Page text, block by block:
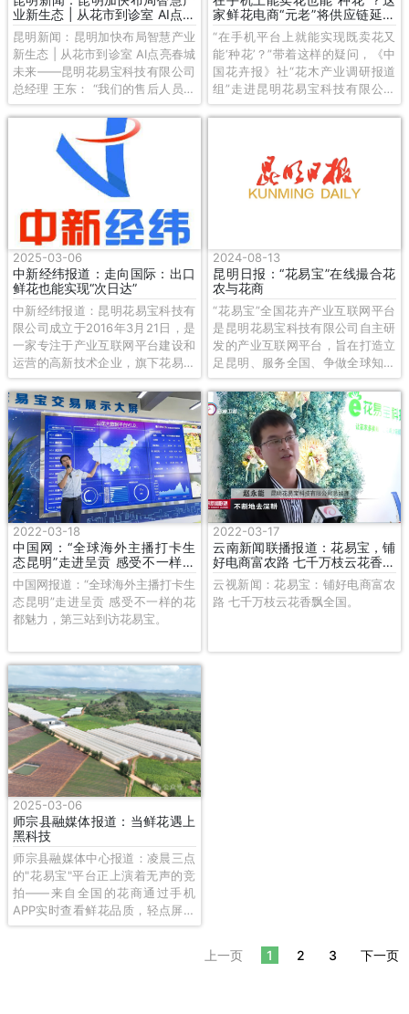
业新生态 | 从花市到诊室 AI点亮
春城未来
昆明新闻：昆明加快布局智慧产业
新生态 | 从花市到诊室 AI点亮春城
未来——昆明花易宝科技有限公司
总经理 王东： “我们的售后人员主
要通过视频照片来判定他的售后是
什么问题，会花费大量的精力在图
片识别上。有了AI这种技术的提
升，我们通过AI识别，就可以帮售
后人员提高工作效率。我们的团队
不光在售后方面运用了AI，在现在
DeepSeek特别火热情况下，我们
营销口的人员也在运用着AI。以前
营销的小伙伴要苦思冥想很长时
间，可能想出一个很好的文案，现
在，通过DeepSeek可以瞬间生出
N个方案供你选择。现在我们的技
术人员正在研发一个新的功能，帮
助我们的购买商能够快速地识别、
推荐一些好的花材。”
家鲜花电商“元老”将供应链延伸
至海外
“在手机平台上就能实现既卖花又
能‘种花’？”带着这样的疑问，《中
国花卉报》社“花木产业调研报道
组”走进昆明花易宝科技有限公司
（以下简称“花易宝”），探寻这家
布局，再到海外供应链拓展，花易
宝正以数字化、国际化的视角重塑
产业格局。
2025-03-06
中新经纬报道：走向国际：出口
鲜花也能实现“次日达”
中新经纬报道：昆明花易宝科技有
限公司成立于2016年3月21日，是
一家专注于产业互联网平台建设和
运营的高新技术企业，旗下花易宝
是首家服务花商与花农在线撮合交
易的垂直电商平台，于2017年3月
9日上线，截至2024年12月末，注
册花农、合作社超过4000户，全
国注册购买商超过60万家，交易品
种已覆盖云南全品类花卉。
2024-08-13
昆明日报：“花易宝”在线撮合花
农与花商
“花易宝”全国花卉产业互联网平台
是昆明花易宝科技有限公司自主研
发的产业互联网平台，旨在打造立
足昆明、服务全国、争做全球知名
的花卉产业电商平台。昆明花易宝
科技有限公司总经理赵永能介绍，
整个平台由“花田在线”智慧农业子
平台、“花务通”物流信息子平台
和“花易宝”供应链电商交易子平台
组成，采用JAVA、Pyhon等技术
开发，通过阿里云、腾讯云和华为
云等先进云端分布式技术搭建。
2022-03-18
中国网：“全球海外主播打卡生
态昆明”走进呈贡 感受不一样的
花都魅力
中国网报道：“全球海外主播打卡生
态昆明”走进呈贡 感受不一样的花
都魅力，第三站到访花易宝。
2022-03-17
云南新闻联播报道：花易宝，铺
好电商富农路 七千万枝云花香飘
全国
云视新闻：花易宝：铺好电商富农
路 七千万枝云花香飘全国。
2025-03-06
师宗县融媒体报道：当鲜花遇上
黑科技
​师宗县融媒体中心报道：凌晨三点
的"花易宝"平台正上演着无声的竞
拍——来自全国的花商通过手机
APP实时查看鲜花品质，轻点屏幕
就能完成跨境订单。这种"云花
上一页 1 2 3 下一页